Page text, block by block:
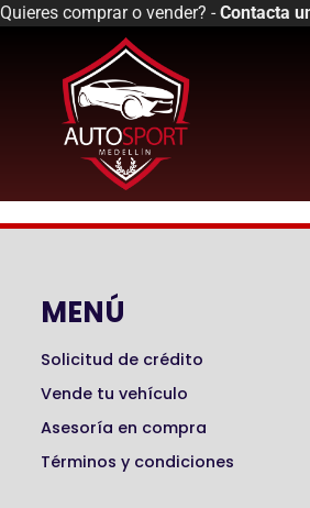
Quieres comprar o vender? - Contacta
MENÚ
Solicitud de crédito
Vende tu vehículo
Asesoría en compra
Términos y condiciones